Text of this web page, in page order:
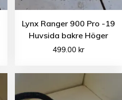
Lynx Ranger 900 Pro -19
Huvsida bakre Höger
499.00 kr